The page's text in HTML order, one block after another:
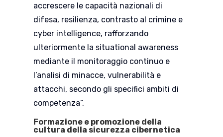
accrescere le capacità nazionali di
difesa, resilienza, contrasto al crimine e
cyber intelligence, rafforzando
ulteriormente la situational awareness
mediante il monitoraggio continuo e
l’analisi di minacce, vulnerabilità e
attacchi, secondo gli specifici ambiti di
competenza”.
Formazione e promozione della
cultura della sicurezza cibernetica